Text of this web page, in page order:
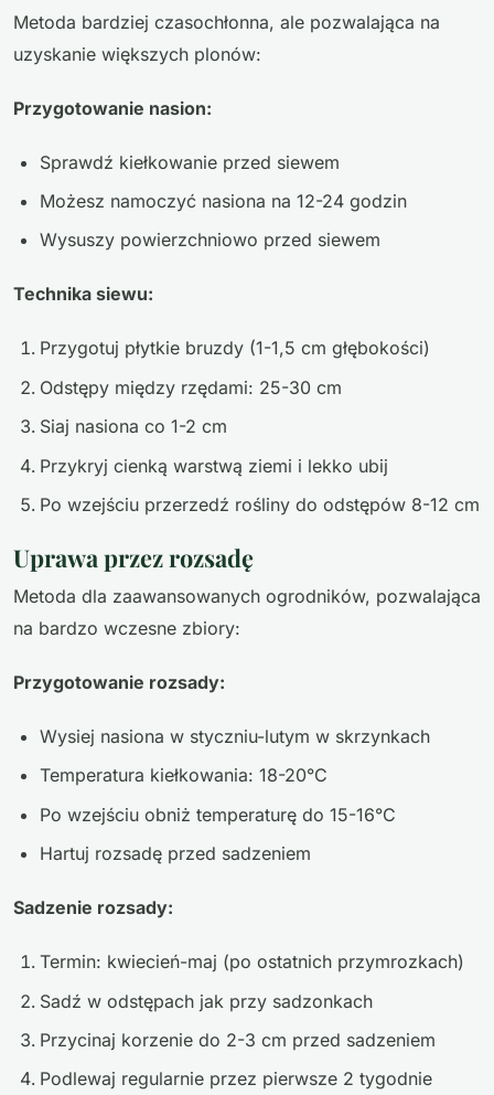
Metoda bardziej czasochłonna, ale pozwalająca na
uzyskanie większych plonów:
Przygotowanie nasion:
Sprawdź kiełkowanie przed siewem
Możesz namoczyć nasiona na 12-24 godzin
Wysuszy powierzchniowo przed siewem
Technika siewu:
Przygotuj płytkie bruzdy (1-1,5 cm głębokości)
Odstępy między rzędami: 25-30 cm
Siaj nasiona co 1-2 cm
Przykryj cienką warstwą ziemi i lekko ubij
Po wzejściu przerzedź rośliny do odstępów 8-12 cm
Uprawa przez rozsadę
Metoda dla zaawansowanych ogrodników, pozwalająca
na bardzo wczesne zbiory:
Przygotowanie rozsady:
Wysiej nasiona w styczniu-lutym w skrzynkach
Temperatura kiełkowania: 18-20°C
Po wzejściu obniż temperaturę do 15-16°C
Hartuj rozsadę przed sadzeniem
Sadzenie rozsady:
Termin: kwiecień-maj (po ostatnich przymrozkach)
Sadź w odstępach jak przy sadzonkach
Przycinaj korzenie do 2-3 cm przed sadzeniem
Podlewaj regularnie przez pierwsze 2 tygodnie